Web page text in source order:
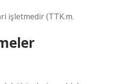
işletmedir (TTK.m.